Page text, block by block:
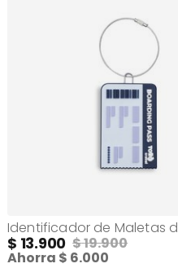
13.900 19.900
Ahorra 6.000